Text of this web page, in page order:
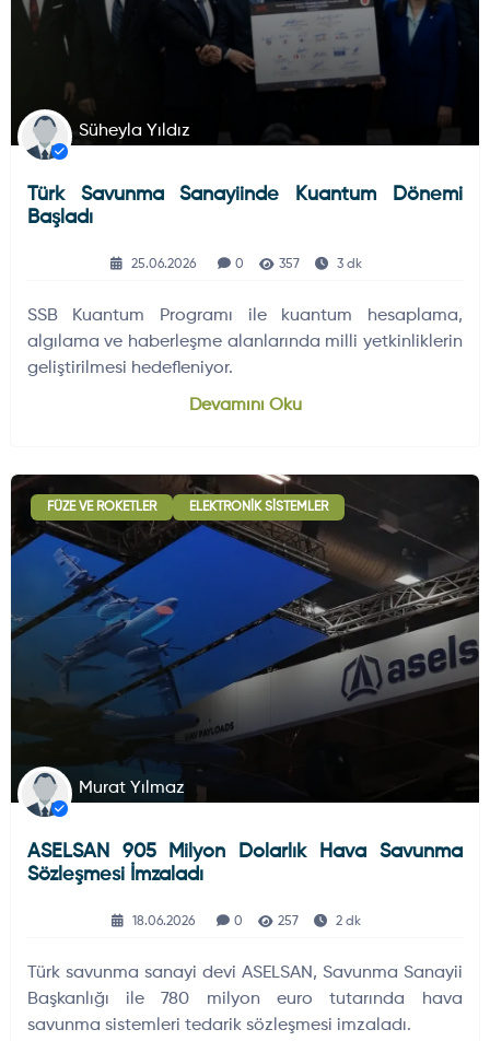
Süheyla Yıldız
Türk Savunma Sanayiinde Kuantum Dönemi
Başladı
25.06.2026 0 357 3 dk
SSB Kuantum Programı ile kuantum hesaplama,
algılama ve haberleşme alanlarında milli yetkinliklerin
geliştirilmesi hedefleniyor.
Devamını Oku
FÜZE VE ROKETLER ELEKTRONIK SISTEMLER
Murat Yılmaz
ASELSAN 905 Milyon Dolarlık Hava Savunma
Sözleşmesi İmzaladı
18.06.2026 0 257 2 dk
Türk savunma sanayi devi ASELSAN, Savunma Sanayii
Başkanlığı ile 780 milyon euro tutarında hava
savunma sistemleri tedarik sözleşmesi imzaladı.